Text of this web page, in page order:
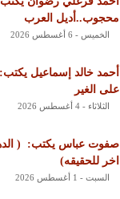
محجوب..أديل العرب
الخميس - 6 أغسطس 2026
أحمد خالد إسماعيل
على الغير
الثلاثاء - 4 أغسطس 2026
‏صفوت عباس يكتب: ‏ ‏(
اخر للحقيقه)
السبت - 1 أغسطس 2026